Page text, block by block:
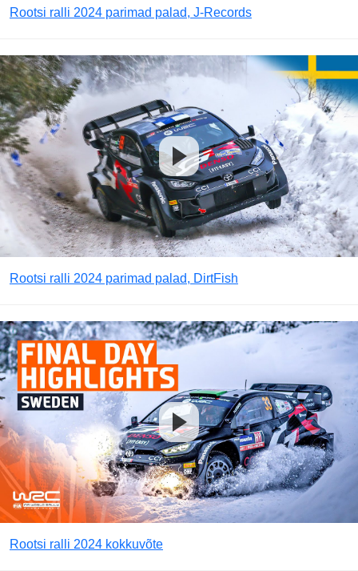
Rootsi ralli 2024 parimad palad, J-Records
Rootsi ralli 2024 parimad palad, DirtFish
Rootsi ralli 2024 kokkuvõte